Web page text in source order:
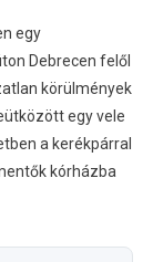
egy
Debrecen felől
körülmények
egy vele
a kerékpárral
kórházba